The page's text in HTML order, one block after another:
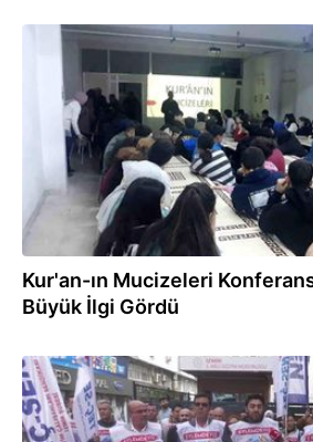
10.02.2024
Kur'an-ın Mucizeleri
Büyük İlgi Gördü
08.02.2024